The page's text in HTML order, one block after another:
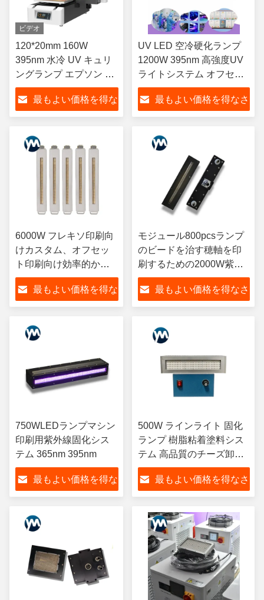
ビデオ
120*20mm 160W
395nm 水冷 UV キュリ
ングランプ エプソン プ
リンタヘッド UV インク
塗装 乾燥 LED ライト
最もよい価格を得な
UV LED 空冷硬化ランプ
1200W 395nm 高強度UV
ライトシステム オフセッ
ト印刷機 フレキソ用
最もよい価格を得なさ
6000W フレキソ印刷向
けカスタム、オフセッ
ト印刷向け効率的かつ
安定したLED UV硬化
最もよい価格を得な
モジュール800pcsランプ
のビードを治す穂軸を印
刷するための2000W紫外
線LED
最もよい価格を得なさ
750WLEDランプマシン
印刷用紫外線固化シス
テム 365nm 395nm
最もよい価格を得な
500W ラインライト 固化
ランプ 樹脂粘着塗料シス
テム 高品質のチーズ卸売
LEDUVランプ
最もよい価格を得なさ